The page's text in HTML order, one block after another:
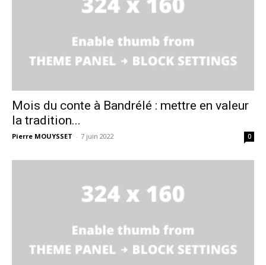
Mois du conte à Bandrélé : mettre en valeur
la tradition...
Pierre MOUYSSET - 7 juin 2022 0